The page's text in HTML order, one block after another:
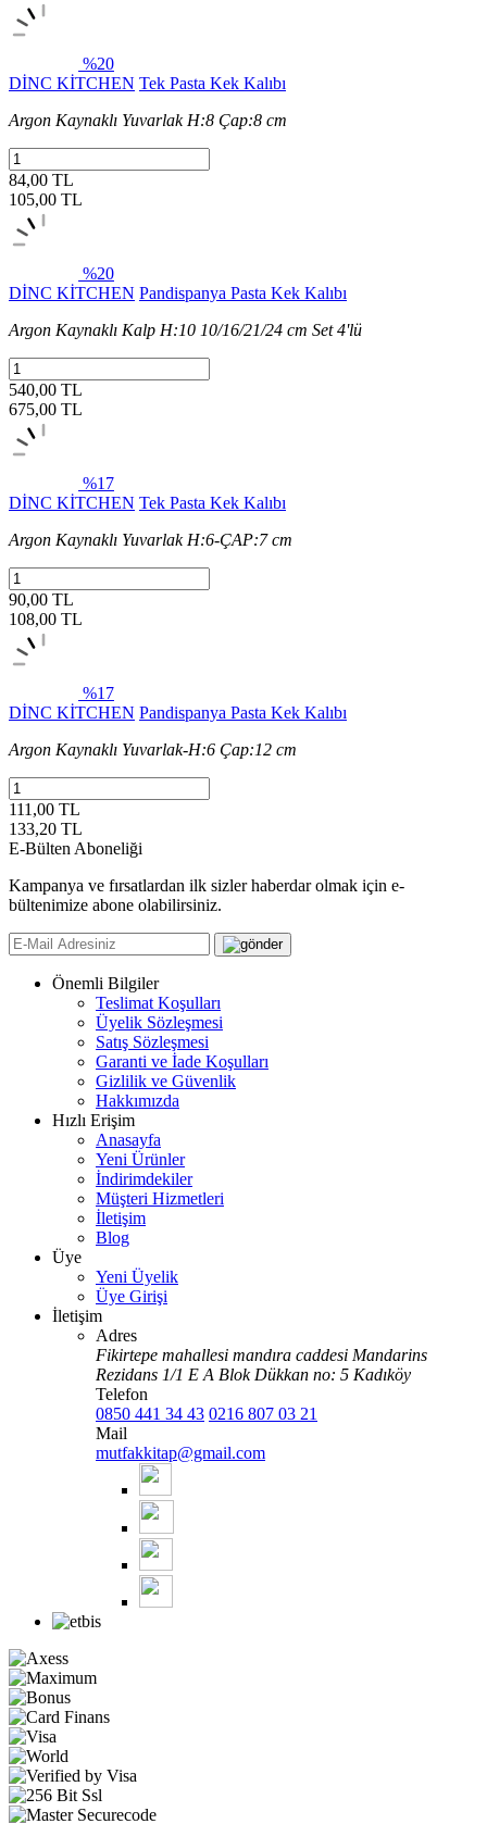
%20
DİNC KİTCHEN Tek Pasta Kek Kalıbı
Argon Kaynaklı Yuvarlak H:8 Çap:8 cm
84,00 TL
105,00 TL
%20
DİNC KİTCHEN Pandispanya Pasta Kek Kalıbı
Argon Kaynaklı Kalp H:10 10/16/21/24 cm Set 4'lü
540,00 TL
675,00 TL
%17
DİNC KİTCHEN Tek Pasta Kek Kalıbı
Argon Kaynaklı Yuvarlak H:6-ÇAP:7 cm
90,00 TL
108,00 TL
%17
DİNC KİTCHEN Pandispanya Pasta Kek Kalıbı
Argon Kaynaklı Yuvarlak-H:6 Çap:12 cm
111,00 TL
133,20 TL
E-Bülten Aboneliği
Kampanya ve fırsatlardan ilk sizler haberdar olmak için e-
bültenimize abone olabilirsiniz.
Önemli Bilgiler
Teslimat Koşulları
Üyelik Sözleşmesi
Satış Sözleşmesi
Garanti ve İade Koşulları
Gizlilik ve Güvenlik
Hakkımızda
Hızlı Erişim
Anasayfa
Yeni Ürünler
İndirimdekiler
Müşteri Hizmetleri
İletişim
Blog
Üye
Yeni Üyelik
Üye Girişi
İletişim
Adres
Fikirtepe mahallesi mandıra caddesi Mandarins
Rezidans 1/1 E A Blok Dükkan no: 5 Kadıköy
Telefon
0850 441 34 43 0216 807 03 21
Mail
mutfakkitap@gmail.com